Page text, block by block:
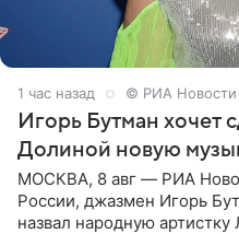
1 час назад © РИА Новости
Игорь Бутман хочет
Долиной новую
МОСКВА, 8 авг — РИА
России, джазмен Игорь
назвал народную